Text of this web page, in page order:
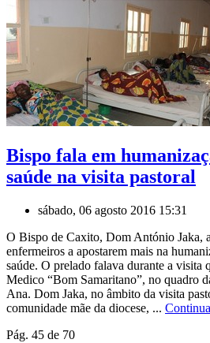
Bispo fala em
saúde na visita pastoral
sábado, 06 agosto 2016 15:31
O Bispo de Caxito, Dom António Jaka,
enfermeiros a apostarem mais na
saúde. O prelado falava durante a visita
Medico “Bom Samaritano”, no quadro
Ana. Dom Jaka, no âmbito da visita
comunidade mãe da diocese, ...
Pág. 45 de 70